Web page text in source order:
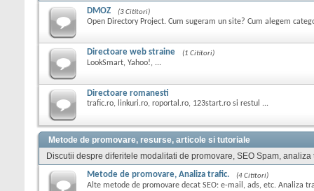
DMOZ (3 Cititori)
Open Directory Project. Cum sugeram un site? Cum alegem
Directoare web straine (1 Cititori)
LookSmart, Yahoo!, ...
Directoare romanesti
trafic.ro, linkuri.ro, roportal.ro, 123start.ro si restul ...
Metode de promovare, resurse, articole si tutoriale
Discutii despre diferitele modalitati de promovare, SEO Spam,
Metode de promovare, Analiza trafic. (4 Cititori)
Alte metode de promovare decat SEO: e-mail, ads, etc. Analiza